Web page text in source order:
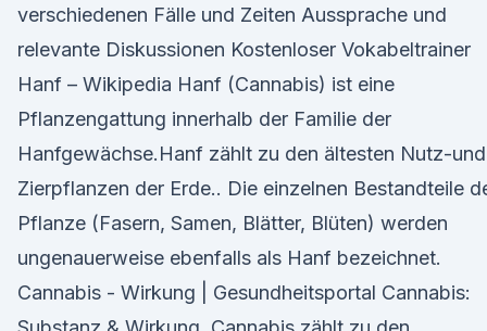
verschiedenen Fälle und Zeiten Aussprache und
relevante Diskussionen Kostenloser Vokabeltrainer
Hanf – Wikipedia Hanf (Cannabis) ist eine
Pflanzengattung innerhalb der Familie der
Hanfgewächse.Hanf zählt zu den ältesten Nutz-und
Zierpflanzen der Erde.. Die einzelnen Bestandteile
Pflanze (Fasern, Samen, Blätter, Blüten) werden
ungenauerweise ebenfalls als Hanf bezeichnet.
Cannabis - Wirkung | Gesundheitsportal Cannabis: